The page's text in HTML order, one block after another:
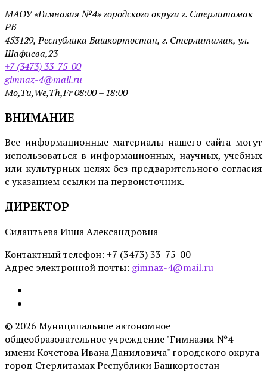
МАОУ «Гимназия №4» городского округа г. Стерлитамак
РБ
453129, Республика Башкортостан, г. Стерлитамак, ул.
Шафиева,23
+7 (3473) 33-75-00
gimnaz-4@mail.ru
Mo,Tu,We,Th,Fr 08:00 – 18:00
ВНИМАНИЕ
Все информационные материалы нашего сайта могут
использоваться в информационных, научных, учебных
или культурных целях без предварительного согласия
с указанием ссылки на первоисточник.
ДИРЕКТОР
Силантьева Инна Александровна
Контактный телефон: +7 (3473) 33-75-00
Адрес электронной почты: gimnaz-4@mail.ru
© 2026 Муниципальное автономное
общеобразовательное учреждение "Гимназия №4
имени Кочетова Ивана Даниловича" городского округа
город Стерлитамак Республики Башкортостан